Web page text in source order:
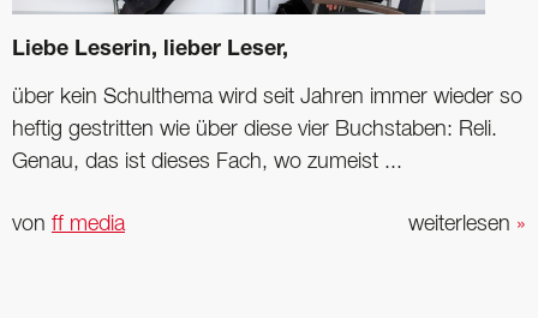
Liebe Leserin, lieber Leser,
über kein Schulthema wird seit Jahren immer wieder so
heftig gestritten wie über diese vier Buchstaben: Reli.
Genau, das ist dieses Fach, wo zumeist ...
weiterlesen »
von ff media